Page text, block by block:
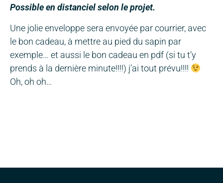
Possible en distanciel selon le projet.
Une jolie enveloppe sera envoyée par courrier, avec
le bon cadeau, à mettre au pied du sapin par
exemple… et aussi le bon cadeau en pdf (si tu t’y
prends à la dernière minute!!!!) j’ai tout prévu!!!!
Oh, oh oh…